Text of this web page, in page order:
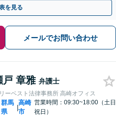
を見る
メールでお問い合わせ
戸 章雅 弁護士
ーベスト法律事務所 高崎オフィス
群馬
県
|
高崎
市
営業時間：09:30~18:00（土日
祝日）